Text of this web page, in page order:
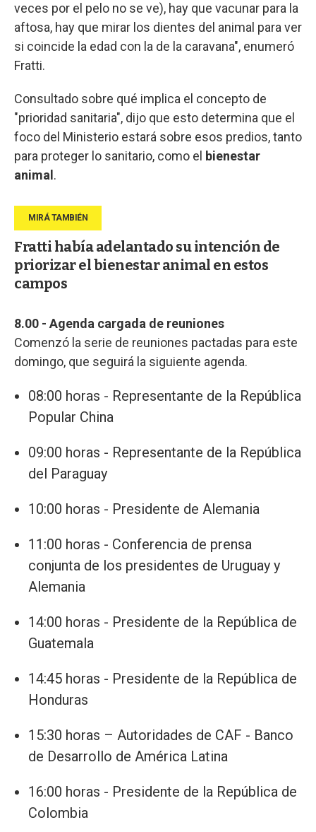
veces por el pelo no se ve), hay que vacunar para la
aftosa, hay que mirar los dientes del animal para ver
si coincide la edad con la de la caravana", enumeró
Fratti.
Consultado sobre qué implica el concepto de
"prioridad sanitaria", dijo que esto determina que el
foco del Ministerio estará sobre esos predios, tanto
para proteger lo sanitario, como el bienestar
animal .
Fratti había adelantado su intención de
priorizar el bienestar animal en estos
campos
8.00 - Agenda cargada de reuniones
Comenzó la serie de reuniones pactadas para este
domingo, que seguirá la siguiente agenda.
08:00 horas - Representante de la República
Popular China
09:00 horas - Representante de la República
del Paraguay
10:00 horas - Presidente de Alemania
11:00 horas - Conferencia de prensa
conjunta de los presidentes de Uruguay y
Alemania
14:00 horas - Presidente de la República de
Guatemala
14:45 horas - Presidente de la República de
Honduras
15:30 horas – Autoridades de CAF - Banco
de Desarrollo de América Latina
16:00 horas - Presidente de la República de
Colombia